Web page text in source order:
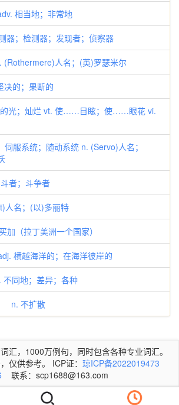
相当地；非常地
；检测器；发现者；侦察器
人名；(英)罗瑟米尔
的；果断的
；灿烂 vt. 使……目眩；使……眼花 vi.
系统；随动系统 n. (Servo)人名；
；斗争者
名；(以)多丽特
（拉丁美洲一个国家）
横越海洋的；在海洋彼岸的
同地；差异；各种
n. 不扩散
汇，1000万例句，同时包含各种专业词汇。
仅供参考。 ICP证： 琼ICP备2022019473
联系：scp1688@163.com